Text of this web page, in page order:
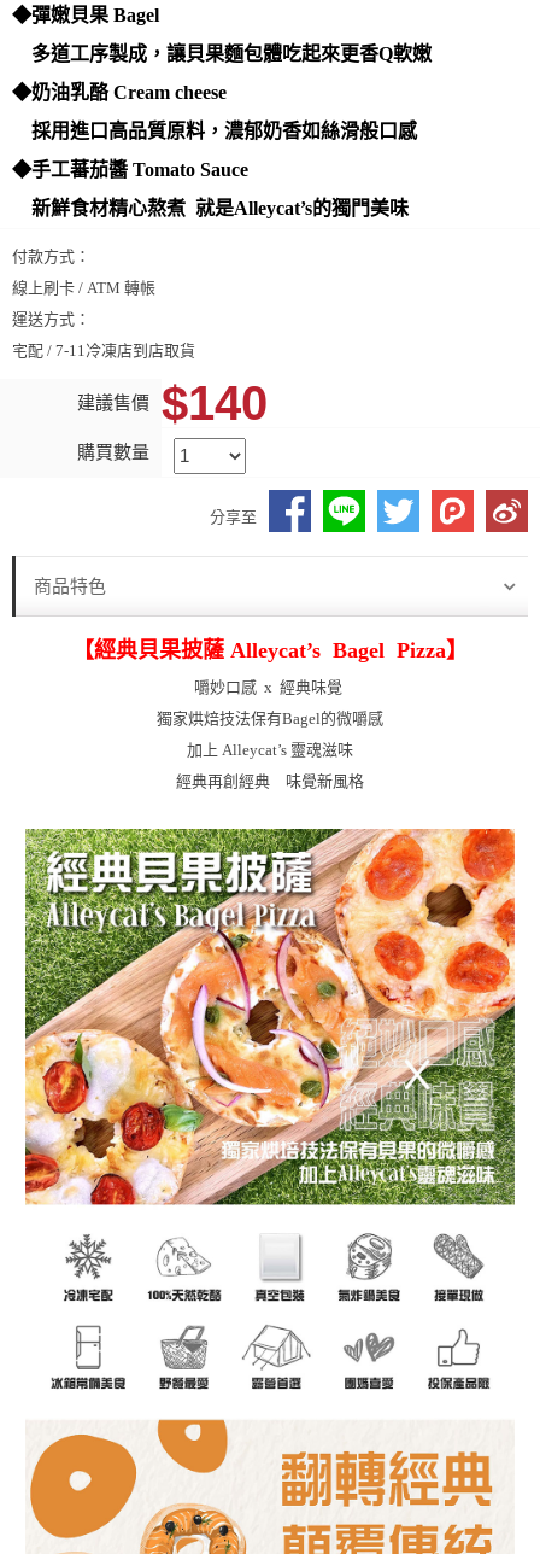
◆彈嫩貝果 Bagel
多道工序製成，讓貝果麵包體吃起來更香Q軟嫩
◆奶油乳酪 Cream cheese
採用進口高品質原料，濃郁奶香如絲滑般口感
◆手工蕃茄醬 Tomato Sauce
新鮮食材精心熬煮 就是Alleycat’s的獨門美味
付款方式：
線上刷卡 / ATM 轉帳
運送方式：
宅配 / 7-11冷凍店到店取貨
建議售價 $140
購買數量
分享至
商品特色
【經典貝果披薩 Alleycat’s Bagel Pizza】
嚼妙口感 x 經典味覺
獨家烘焙技法保有Bagel的微嚼感
加上 Alleycat’s 靈魂滋味
經典再創經典 味覺新風格